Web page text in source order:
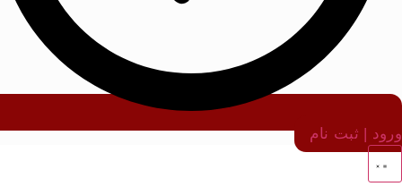
ورود | ثبت نام